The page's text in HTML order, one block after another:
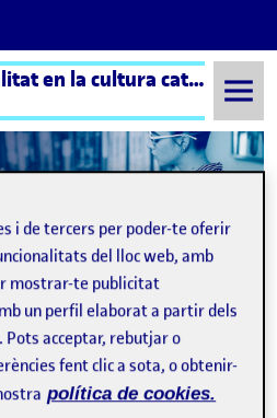
Gènere i sexualitat en la cultura catalana
Següent
i de tercers per poder-te oferir
del lloc web, amb
mostrar-te publicitat
un perfil elaborat a partir dels
acceptar, rebutjar o
fent clic a sota, o obtenir-
política de cookies.